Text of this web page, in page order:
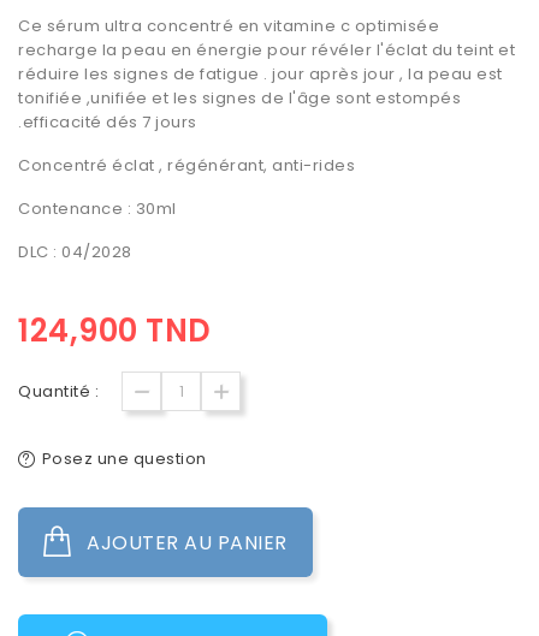
Ce sérum ultra concentré en vitamine c optimisée
recharge la peau en énergie pour révéler l'éclat du teint et
réduire les signes de fatigue . jour après jour , la peau est
tonifiée ,unifiée et les signes de l'âge sont estompés
.efficacité dés 7 jours
Concentré éclat , régénérant, anti-rides
Contenance : 30ml
DLC : 04/2028
124,900 TND
Quantité :
Posez une question
AJOUTER AU PANIER